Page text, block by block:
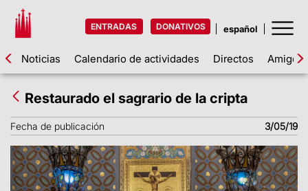
ENTRADAS DONATIVOS
Noticias Calendario de actividades Directos Amigos
Restaurado el sagrario de la cripta
Fecha de publicación 3/05/19